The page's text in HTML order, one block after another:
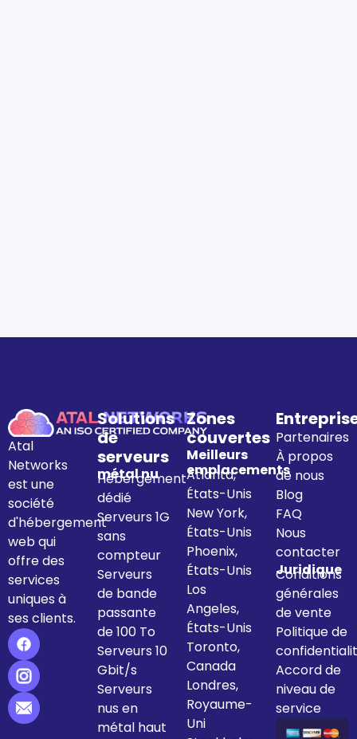
Atal
Networks
est une
société
d'hébergement
web qui
offre des
services
uniques à
ses clients.
Solutions
de
serveurs
métal nu
Hébergement
dédié
Serveurs 1G
sans
compteur
Serveurs
de bande
passante
de 100 To
Serveurs 10
Gbit/s
Serveurs
nus en
métal haut
Zones
couvertes
Meilleurs
emplacements
Atlanta,
États-Unis
New York,
États-Unis
Phoenix,
États-Unis
Los
Angeles,
États-Unis
Toronto,
Canada
Londres,
Royaume-
Uni
Partenaires
À propos
de nous
Blog
FAQ
Nous
contacter
Juridique
Conditions
générales
de vente
Politique de
Accord de
niveau de
service